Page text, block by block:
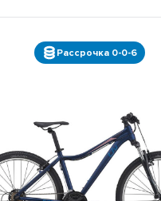
Рассрочка 0-0-6